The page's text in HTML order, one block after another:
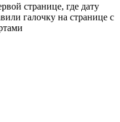
странице, где дату
галочку на странице с